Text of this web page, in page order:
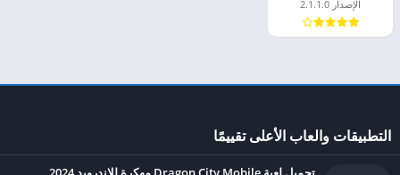
الإصدار 2.1.1.0
التطبيقات والعاب الأعلى تقييمًا